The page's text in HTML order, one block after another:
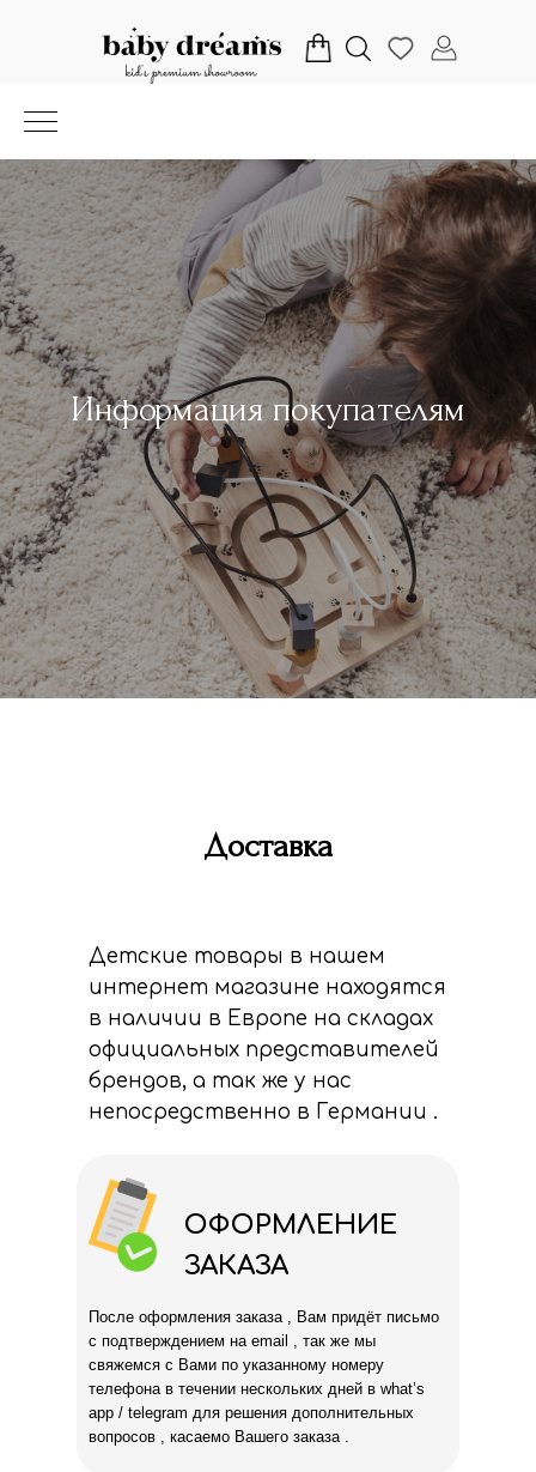
Информация покупателям
Доставка
Детские товары в нашем
интернет магазине находятся
в наличии в Европе на складах
официальных представителей
брендов, а так же у нас
непосредственно в Германии .
После оформления заказа , Вам придёт письмо
с подтверждением на email , так же мы
свяжемся с Вами по указанному номеру
телефона в течении нескольких дней в what’s
app / telegram для решения дополнительных
вопросов , касаемо Вашего заказа .
ОФОРМЛЕНИЕ
ЗАКАЗА